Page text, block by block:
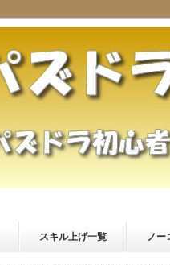
スキル上げ一覧 ノー